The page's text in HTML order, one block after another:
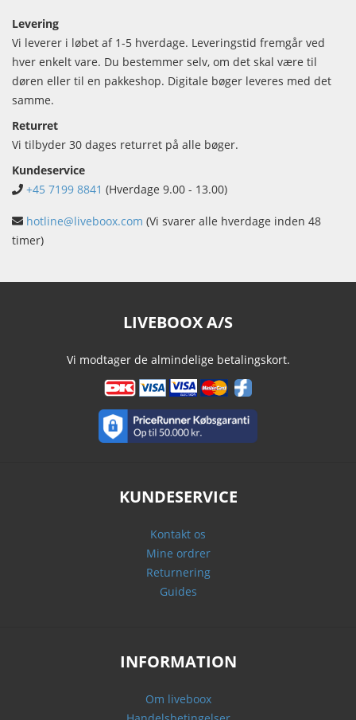
Levering
Vi leverer i løbet af 1-5 hverdage. Leveringstid fremgår ved
hver enkelt vare. Du bestemmer selv, om det skal være til
døren eller til en pakkeshop. Digitale bøger leveres med det
samme.
Returret
Vi tilbyder 30 dages returret på alle bøger.
Kundeservice
+45 7199 8841 (Hverdage 9.00 - 13.00)
hotline@liveboox.com (Vi svarer alle hverdage inden 48
timer)
LIVEBOOX A/S
Vi modtager de almindelige betalingskort.
KUNDESERVICE
Kontakt os
Mine ordrer
Returnering
Guides
INFORMATION
Om liveboox